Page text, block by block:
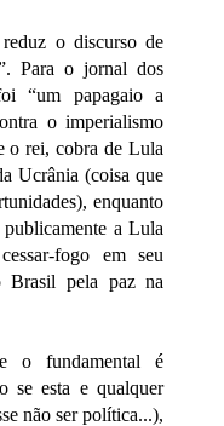
o discurso de
Para o jornal dos
“um papagaio a
o imperialismo
o rei, cobra de Lula
Ucrânia (coisa que
enquanto
a Lula
fogo em seu
Brasil pela paz na
o fundamental é
se esta e qualquer
não ser política...),